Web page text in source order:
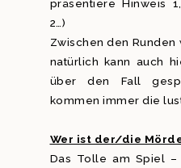
präsentiere Hinweis
2…)
Zwischen den Runden
natürlich kann auch
über den Fall
kommen immer die
Wer ist der/die
Das Tolle am Spiel